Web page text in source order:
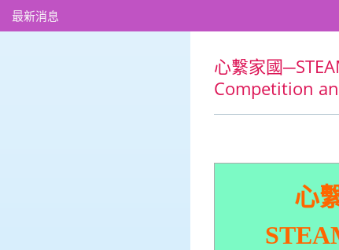
最新消息
心繫家國
Competition
心